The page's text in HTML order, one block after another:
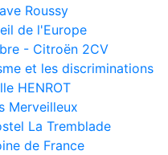
Roussy
de l'Europe
- Citroën 2CV
et les discriminations
HENROT
Merveilleux
La Tremblade
de France